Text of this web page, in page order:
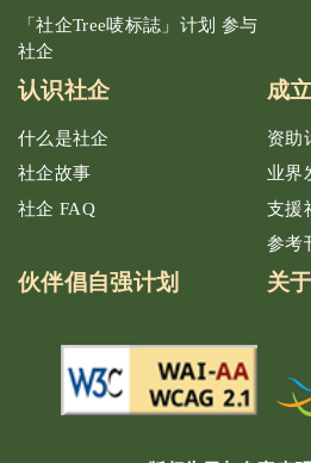
「社企Tree唛标誌」计划 参与
社企
认识社企
什么是社企
社企故事
社企 FAQ
成
资助
业界
支援
参考
伙伴倡自强计划 关